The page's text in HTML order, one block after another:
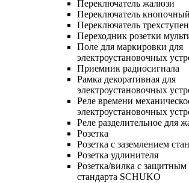
Переключатель жалюзи
Переключатель
Переключатель
Переходник розетки
Поле для маркировки для
электроустановочных
Приемник радиосигнала
Рамка декоративная для
электроустановочных
Реле времени
электроустановочных
Реле разделительное для
Розетка
Розетка с заземлением
Розетка удлинителя
Розетка/вилка с защитным
стандарта SCHUKO